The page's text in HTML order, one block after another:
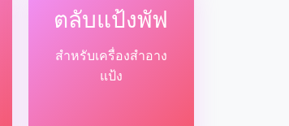
ตลับแป้งพัฟ
สำหรับเครื่องสำอาง
แป้ง